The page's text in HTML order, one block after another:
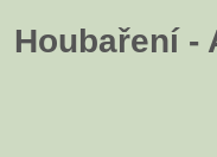
Houbaření -